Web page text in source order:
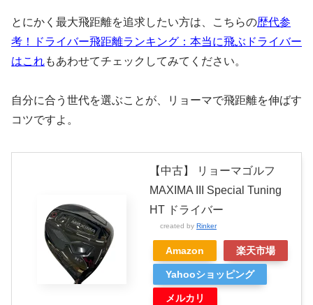
とにかく最大飛距離を追求したい方は、こちらの歴代参
考！ドライバー飛距離ランキング：本当に飛ぶドライバー
はこれもあわせてチェックしてみてください。
自分に合う世代を選ぶことが、リョーマで飛距離を伸ばす
コツですよ。
【中古】 リョーマゴルフ
MAXIMA III Special Tuning
HT ドライバー
created by Rinker
Amazon 楽天市場
Yahooショッピング
メルカリ